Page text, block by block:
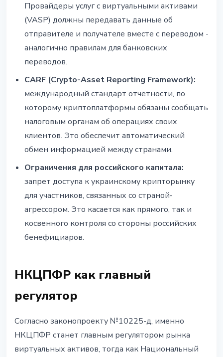
Провайдеры услуг с виртуальными активами
(VASP) должны передавать данные об
отправителе и получателе вместе с переводом -
аналогично правилам для банковских
переводов.
CARF (Crypto-Asset Reporting Framework):
международный стандарт отчётности, по
которому криптоплатформы обязаны сообщать
налоговым органам об операциях своих
клиентов. Это обеспечит автоматический
обмен информацией между странами.
Ограничения для российского капитала:
запрет доступа к украинскому крипторынку
для участников, связанных со страной-
агрессором. Это касается как прямого, так и
косвенного контроля со стороны российских
бенефициаров.
НКЦПФР как главный
регулятор
Согласно законопроекту №10225-д, именно
НКЦПФР станет главным регулятором рынка
виртуальных активов, тогда как Национальный